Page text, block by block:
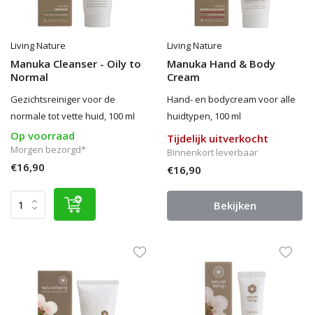
Living Nature
Manuka Cleanser - Oily to
Normal
Gezichtsreiniger voor de
normale tot vette huid, 100 ml
Op voorraad
Morgen bezorgd*
€16,90
Living Nature
Manuka Hand & Body
Cream
Hand- en bodycream voor alle
huidtypen, 100 ml
Tijdelijk uitverkocht
Binnenkort leverbaar
€16,90
Bekijken